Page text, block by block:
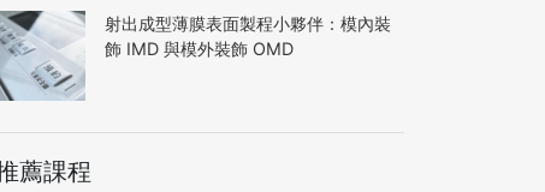
射出成型薄膜表面製程小夥伴：模內裝
飾 IMD 與模外裝飾 OMD
薦課程